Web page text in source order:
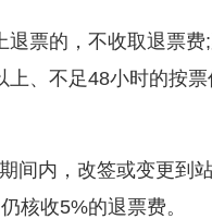
退票的，不收取退票
上、不足48小时的按
间内，改签或变更到
核收5%的退票费。